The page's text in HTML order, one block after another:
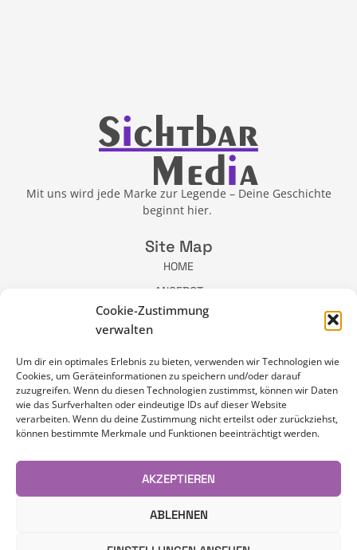
Cookie-Zustimmung
verwalten
Um dir ein optimales Erlebnis zu bieten, verwenden wir Technologien wie
Cookies, um Geräteinformationen zu speichern und/oder darauf
zuzugreifen. Wenn du diesen Technologien zustimmst, können wir Daten
wie das Surfverhalten oder eindeutige IDs auf dieser Website
verarbeiten. Wenn du deine Zustimmung nicht erteilst oder zurückziehst,
können bestimmte Merkmale und Funktionen beeinträchtigt werden.
AKZEPTIEREN
ABLEHNEN
Mit uns wird jede Marke zur Legende – Deine Geschichte
beginnt hier.
Site Map
HOME
ANGEBOT
ÜBER MICH
NEWSLETTER
KONTAKT
Sichtbar Media e.U.​
Ared Straße 27/Top 17, A - 2544 Enzesfeld-Lindabrunn
+43 660 9501000